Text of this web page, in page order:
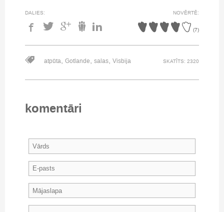
DALIES: NOVĒRTĒ:
(7)
atpūta, Gotlande, salas, Visbija SKATĪTS: 2320
komentāri